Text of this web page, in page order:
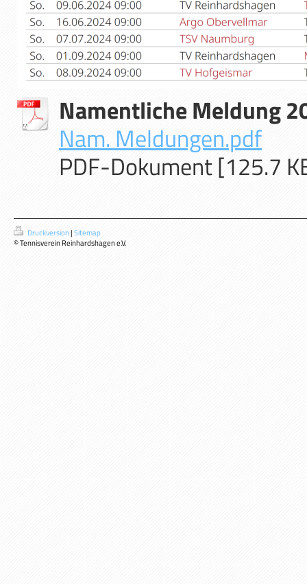
Namentliche Meldung
Nam. Meldungen.pdf
PDF-Dokument [125.7
Druckversion|Sitemap
© Tennisverein Reinhardshagen e.V.